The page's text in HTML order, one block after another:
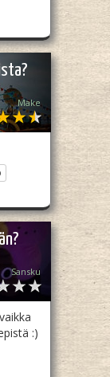
Make
Sansku
:)